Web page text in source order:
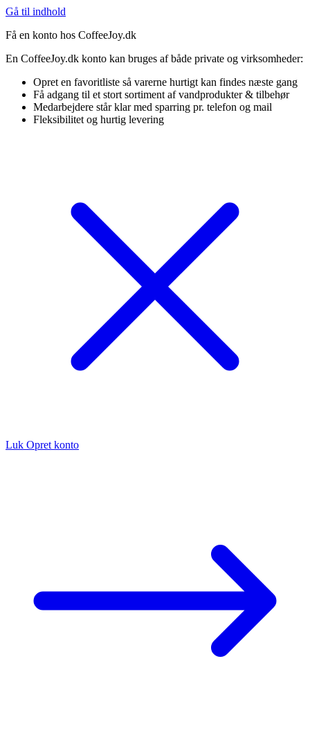
Gå til indhold
Få en konto hos CoffeeJoy.dk
En CoffeeJoy.dk konto kan bruges af både private og virksomheder:
Opret en favoritliste så varerne hurtigt kan findes næste gang
Få adgang til et stort sortiment af vandprodukter & tilbehør
Medarbejdere står klar med sparring pr. telefon og mail
Fleksibilitet og hurtig levering
Luk Opret konto